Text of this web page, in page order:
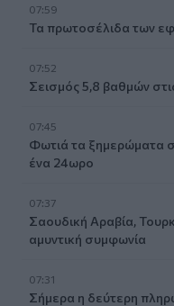
07:59
Τα πρωτοσέλιδα των
07:52
Σεισμός 5,8 βαθμών
07:45
Φωτιά τα ξημερώματα
ένα 24ωρο
07:37
Σαουδική Αραβία,
αμυντική συμφωνία
07:31
Σήμερα η δεύτερη